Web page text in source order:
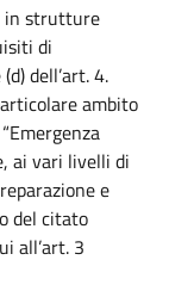
in strutture
di
dell’art. 4.
ambito
ai vari livelli di
e
del citato
all’art. 3